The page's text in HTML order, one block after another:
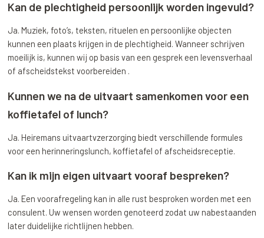
Kan de plechtigheid persoonlijk worden ingevuld?
Ja. Muziek, foto’s, teksten, rituelen en persoonlijke objecten
kunnen een plaats krijgen in de plechtigheid. Wanneer schrijven
moeilijk is, kunnen wij op basis van een gesprek een levensverhaal
of afscheidstekst voorbereiden .
Kunnen we na de uitvaart samenkomen voor een
koffietafel of lunch?
Ja. Heiremans uitvaartvzerzorging biedt verschillende formules
voor een herinneringslunch, koffietafel of afscheidsreceptie.
Kan ik mijn eigen uitvaart vooraf bespreken?
Ja. Een voorafregeling kan in alle rust besproken worden met een
consulent. Uw wensen worden genoteerd zodat uw nabestaanden
later duidelijke richtlijnen hebben.